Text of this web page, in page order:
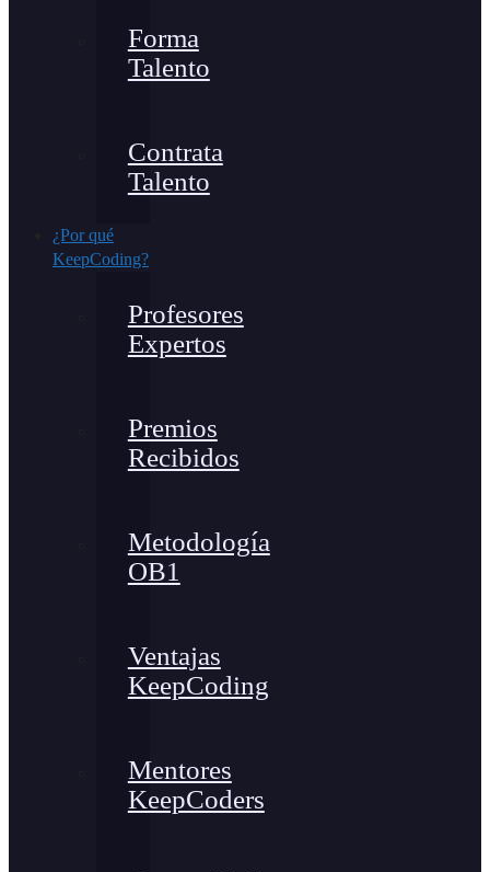
Forma
Talento
Contrata
Talento
¿Por qué
KeepCoding?
Profesores
Expertos
Premios
Recibidos
Metodología
OB1
Ventajas
KeepCoding
Mentores
KeepCoders